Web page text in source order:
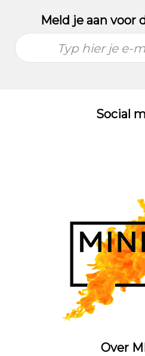
Meld je aan voor
Typ hier je e-
Social
Over